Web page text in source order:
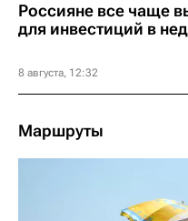
Россияне все чаще
для инвестиций в
8 августа, 12:32
Маршруты